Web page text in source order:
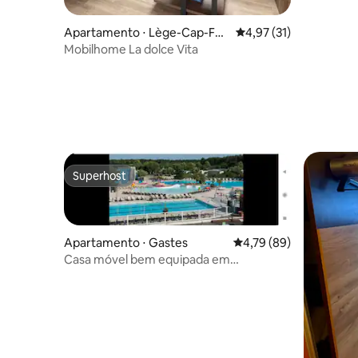
Apartamento ⋅ Lège-Cap-Fer
ret
4,97 de uma avaliação
4,97 (31)
Mobilhome La dolce Vita
Superhost
Superhost
Apartamento ⋅ Gastes 4,79 de uma
4,79 (89)
Casa móvel bem equipada em